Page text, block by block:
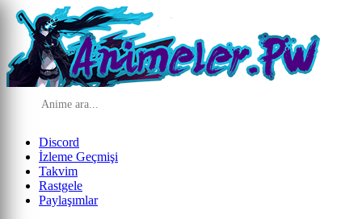
Discord
İzleme Geçmişi
Takvim
Rastgele
Paylaşımlar